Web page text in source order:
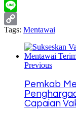
Messenger
Line
Copy
Tags: Mentawai
Previous
Pemkab
Capaian